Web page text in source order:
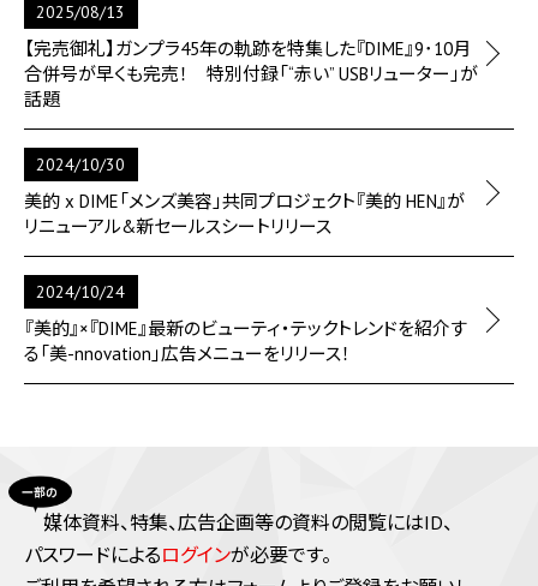
2025/08/13
【完売御礼】ガンプラ45年の軌跡を特集した『DIME』9･10月
合併号が早くも完売！ 特別付録「“赤い” USBリューター」が
話題
2024/10/30
美的 x DIME「メンズ美容」共同プロジェクト『美的 HEN』が
リニューアル&新セールスシートリリース
2024/10/24
『美的』×『DIME』最新のビューティ・テックトレンドを紹介す
る「美-nnovation」広告メニューをリリース！
媒体資料、特集、広告企画等の資料の閲覧にはID、
パスワードによるログインが必要です。